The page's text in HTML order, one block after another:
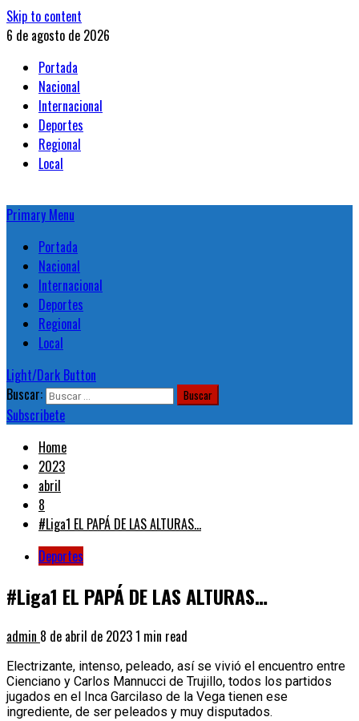
Skip to content
6 de agosto de 2026
Portada
Nacional
Internacional
Deportes
Regional
Local
Primary Menu
Portada
Nacional
Internacional
Deportes
Regional
Local
Light/Dark Button
Buscar:
Subscribete
Home
2023
abril
8
#Liga1 EL PAPÁ DE LAS ALTURAS…
Deportes
#Liga1 EL PAPÁ DE LAS ALTURAS…
admin 8 de abril de 20231 min read
Electrizante, intenso, peleado, así se vivió el encuentro entre
Cienciano y Carlos Mannucci de Trujillo, todos los partidos
jugados en el Inca Garcilaso de la Vega tienen ese
ingrediente, de ser peleados y muy disputados.